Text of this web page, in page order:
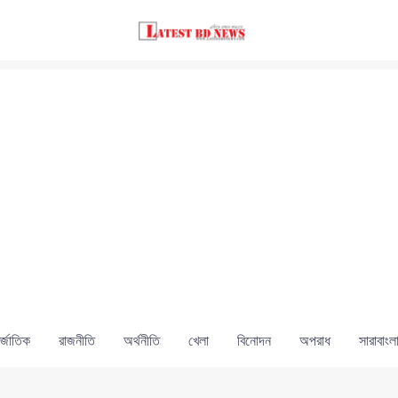
রাজনীতি অর্থনীতি খেলা বিনোদন অপরাধ সারাবাংলা